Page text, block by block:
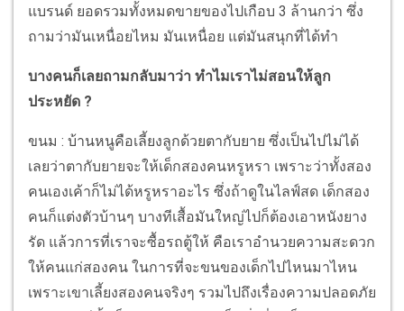
แบรนด์ ยอดรวมทั้งหมดขายของไปเกือบ 3 ล้านกว่า ซึ่ง
ถามว่ามันเหนื่อยไหม มันเหนื่อย แต่มันสนุกที่ได้ทำ
บางคนก็เลยถามกลับมาว่า ทำไมเราไม่สอนให้ลูก
ประหยัด ?
ขนม : บ้านหนูคือเลี้ยงลูกด้วยตากับยาย ซึ่งเป็นไปไม่ได้
เลยว่าตากับยายจะให้เด็กสองคนหรูหรา เพราะว่าทั้งสอง
คนเองเค้าก็ไม่ได้หรูหราอะไร ซึ่งถ้าดูในไลฟ์สด เด็กสอง
คนก็แต่งตัวบ้านๆ บางทีเสื้อมันใหญ่ไปก็ต้องเอาหนังยาง
รัด แล้วการที่เราจะซื้อรถตู้ให้ คือเราอำนวยความสะดวก
ให้คนแก่สองคน ในการที่จะขนของเด็กไปไหนมาไหน
เพราะเขาเลี้ยงสองคนจริงๆ รวมไปถึงเรื่องความปลอดภัย